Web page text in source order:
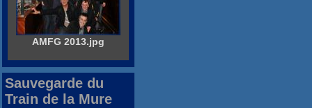
AMFG 2013.jpg
Sauvegarde du
Train de la Mure